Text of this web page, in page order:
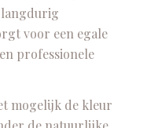
langdurig
voor een egale
professionele
mogelijk de kleur